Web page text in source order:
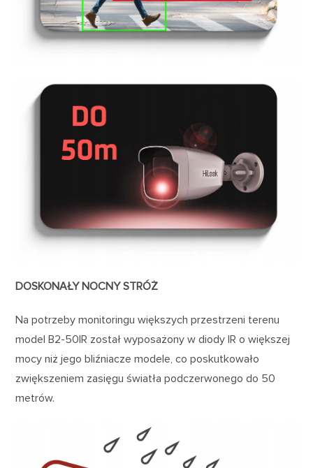
DOSKONAŁY NOCNY STRÓŻ
Na potrzeby monitoringu większych przestrzeni terenu
model B2-50IR został wyposażony w diody IR o większej
mocy niż jego bliźniacze modele, co poskutkowało
zwiększeniem zasięgu światła podczerwonego do 50
metrów.